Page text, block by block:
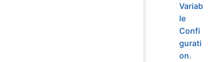
Variab
le
Confi
gurati
on.